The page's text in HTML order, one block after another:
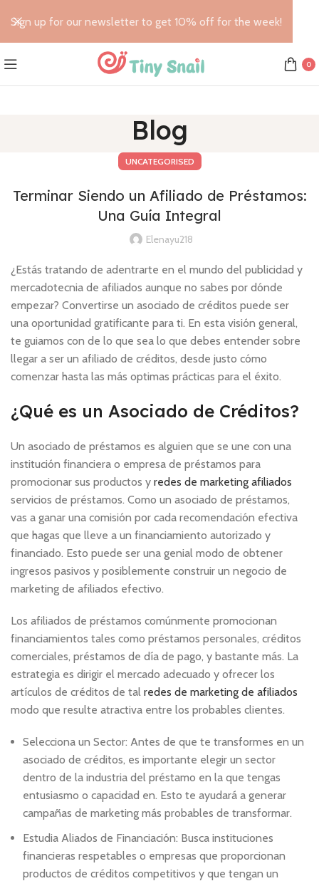
0
Blog
UNCATEGORISED
Terminar Siendo un Afiliado de Préstamos:
Una Guía Integral
Elenayu218
¿Estás tratando de adentrarte en el mundo del publicidad y
mercadotecnia de afiliados aunque no sabes por dónde
empezar? Convertirse un asociado de créditos puede ser
una oportunidad gratificante para ti. En esta visión general,
te guiamos con de lo que sea lo que debes entender sobre
llegar a ser un afiliado de créditos, desde justo cómo
comenzar hasta las más optimas prácticas para el éxito.
¿Qué es un Asociado de Créditos?
Un asociado de préstamos es alguien que se une con una
institución financiera o empresa de préstamos para
promocionar sus productos y redes de marketing afiliados
servicios de préstamos. Como un asociado de préstamos,
vas a ganar una comisión por cada recomendación efectiva
que hagas que lleve a un financiamiento autorizado y
financiado. Esto puede ser una genial modo de obtener
ingresos pasivos y posiblemente construir un negocio de
marketing de afiliados efectivo.
Los afiliados de préstamos comúnmente promocionan
financiamientos tales como préstamos personales, créditos
comerciales, préstamos de día de pago, y bastante más. La
estrategia es dirigir el mercado adecuado y ofrecer los
artículos de créditos de tal redes de marketing de afiliados
modo que resulte atractiva entre los probables clientes.
Selecciona un Sector: Antes de que te transformes en un
asociado de créditos, es importante elegir un sector
dentro de la industria del préstamo en la que tengas
entusiasmo o capacidad en. Esto te ayudará a generar
campañas de marketing más probables de transformar.
Estudia Aliados de Financiación: Busca instituciones
financieras respetables o empresas que proporcionan
productos de créditos competitivos y que tengan un
Sign up for our newsletter to get 10% off for the week!